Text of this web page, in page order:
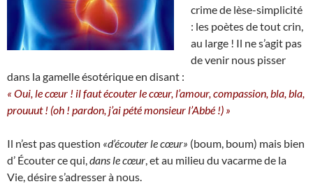
crime de lèse-simplicité
: les poètes de tout crin,
au large ! Il ne s’agit pas
de venir nous pisser
dans la gamelle ésotérique en disant :
« Oui, le cœur ! il faut écouter le cœur, l’amour, compassion, bla, bla,
prouuut ! (oh ! pardon, j’ai pété monsieur l’Abbé !) »
Il n’est pas question «d’écouter le cœur» (boum, boum) mais bien
d’ Écouter ce qui, dans le cœur , et au milieu du vacarme de la
Vie, désire s’adresser à nous.